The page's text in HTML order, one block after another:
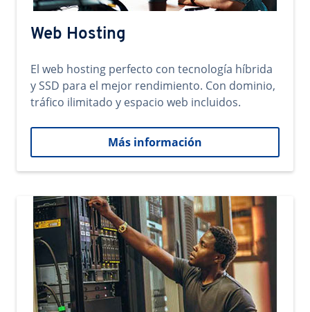
Web Hosting
El web hosting perfecto con tecnología híbrida
y SSD para el mejor rendimiento. Con dominio,
tráfico ilimitado y espacio web incluidos.
Más información